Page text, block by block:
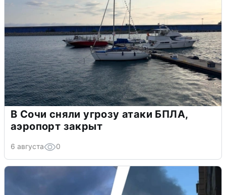
В Сочи сняли угрозу атаки БПЛА,
аэропорт закрыт
6 августа 0